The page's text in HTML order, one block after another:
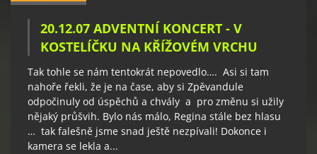
20.12.07 ADVENTNÍ KONCERT - V
KOSTELÍČKU NA KŘÍŽOVÉM VRCHU
Tak tohle se nám tentokrát nepovedlo…. Asi si tam
nahoře řekli, že je na čase, aby si Zpěvandule
odpočinuly od úspěchů a chvály a pro změnu si užily
nějaký průšvih. Bylo nás málo, Regina stále bez hlasu
… tak falešně jsme snad ještě nezpívali! Dokonce i
kamera se lekla a...